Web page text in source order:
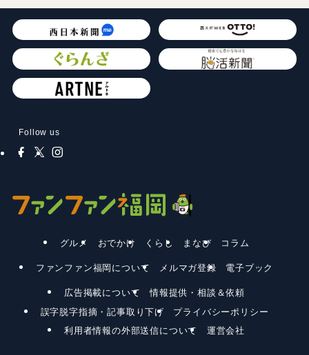
Follow us
グルメ おでかけ くらし まなび コラム
ファンファン福岡について メルマガ登録 電子ブック
広告掲載について
情報提供・相談＆依頼
誤字脱字指摘・記事取り下げ
プライバシーポリシー
利用者情報の外部送信について
運営会社